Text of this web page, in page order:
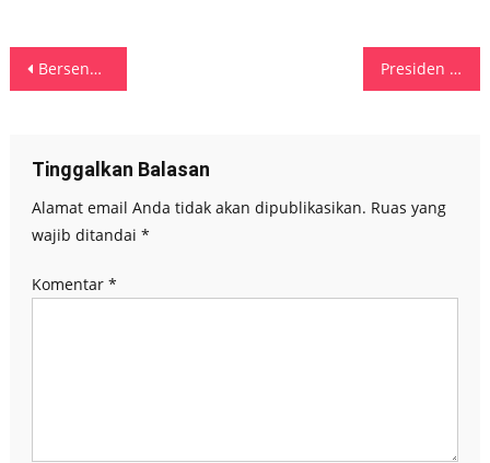
Navigasi
Bersenggolan Di Pesta Joget, Oknum Pemuda Di Tual Tikam Anak Di Bawah Umur Hingga Meninggal Dunia Presiden RI Lantik Irjen Pol Ario Seto Sebagai Kepala BNN RI
Tinggalkan Balasan
Alamat email Anda tidak akan dipublikasikan. Ruas yang
wajib ditandai *
Komentar *